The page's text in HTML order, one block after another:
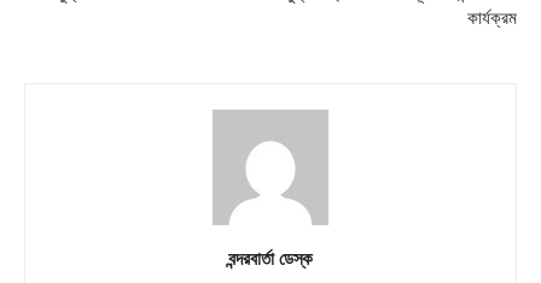
কার্যক্রম
বন্দরবার্তা ডেস্ক